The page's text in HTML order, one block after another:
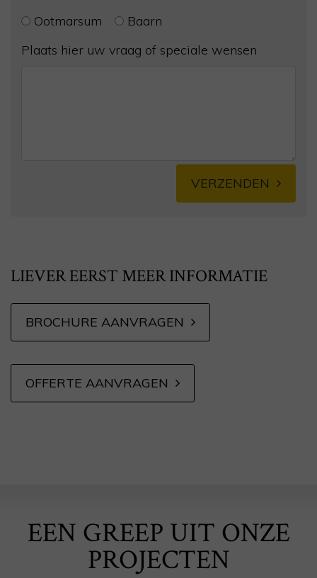
Ootmarsum
Baarn
Plaats hier uw vraag of speciale wensen
VERZENDEN
LIEVER EERST MEER INFORMATIE
BROCHURE AANVRAGEN
OFFERTE AANVRAGEN
EEN GREEP UIT ONZE
PROJECTEN